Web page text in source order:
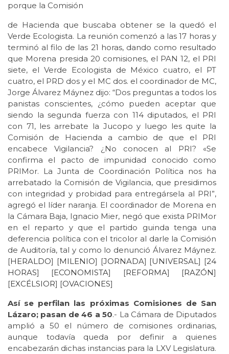
porque la Comisión
de Hacienda que buscaba obtener se la quedó el
Verde Ecologista. La reunión comenzó a las 17 horas y
terminó al filo de las 21 horas, dando como resultado
que Morena presida 20 comisiones, el PAN 12, el PRI
siete, el Verde Ecologista de México cuatro, el PT
cuatro, el PRD dos y el MC dos. el coordinador de MC,
Jorge Álvarez Máynez dijo: “Dos preguntas a todos los
panistas conscientes, ¿cómo pueden aceptar que
siendo la segunda fuerza con 114 diputados, el PRI
con 71, les arrebate la Jucopo y luego les quite la
Comisión de Hacienda a cambio de que el PRI
encabece Vigilancia? ¿No conocen al PRI? «Se
confirma el pacto de impunidad conocido como
PRIMor. La Junta de Coordinación Política nos ha
arrebatado la Comisión de Vigilancia, que presidimos
con integridad y probidad para entregársela al PRI”,
agregó el líder naranja. El coordinador de Morena en
la Cámara Baja, Ignacio Mier, negó que exista PRIMor
en el reparto y que el partido guinda tenga una
deferencia política con el tricolor al darle la Comisión
de Auditoría, tal y como lo denunció Álvarez Máynez.
[HERALDO] [MILENIO] [JORNADA] [UNIVERSAL] [24
HORAS] [ECONOMISTA] [REFORMA] [RAZÓN]
[EXCÉLSIOR] [OVACIONES]
Así se perfilan las próximas Comisiones de San
Lázaro; pasan de 46 a 50.- La Cámara de Diputados
amplió a 50 el número de comisiones ordinarias,
aunque todavía queda por definir a quienes
encabezarán dichas instancias para la LXV Legislatura.